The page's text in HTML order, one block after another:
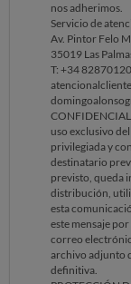
nos adherimos.
Servicio de
Av. Pintor Felo
35019 Las
T: +34
uso exclusivo
privilegiada y
destinatario
previsto, queda
distribución,
esta
este mensaje
correo
archivo adjunto
definitiva.